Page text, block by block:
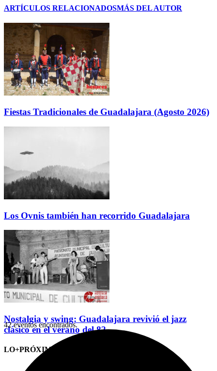
ARTÍCULOS RELACIONADOSMÁS DEL AUTOR
Fiestas Tradicionales de Guadalajara (Agosto 2026)
Los Ovnis también han recorrido Guadalajara
Nostalgia y swing: Guadalajara revivió el jazz
clásico en el verano del 82
LO+PRÓXIMO (CITAS)
42 eventos encontrados.